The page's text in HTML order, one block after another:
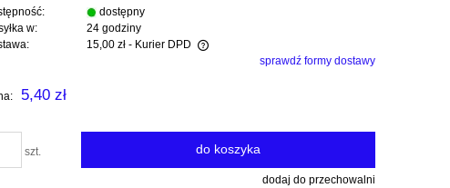
dostępny
w:
24 godziny
15,00 zł - Kurier DPD
sprawdź formy dostawy
5,40 zł
szt. do koszyka
dodaj do przechowalni